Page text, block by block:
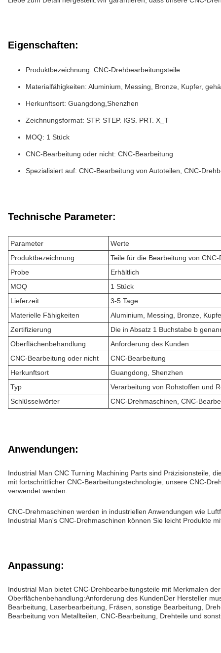
Eigenschaften:
Produktbezeichnung: CNC-Drehbearbeitungsteile
Materialfähigkeiten: Aluminium, Messing, Bronze, Kupfer,
Herkunftsort: Guangdong,Shenzhen
Zeichnungsformat: STP. STEP. IGS. PRT. X_T
MOQ: 1 Stück
CNC-Bearbeitung oder nicht: CNC-Bearbeitung
Spezialisiert auf: CNC-Bearbeitung von Autoteilen, CNC-
Technische Parameter:
Parameter
Werte
Produktbezeichnung
Teile für die Bearbeitung von
Probe
Erhältlich
MOQ
1 Stück
Lieferzeit
3-5 Tage
Materielle Fähigkeiten
Aluminium, Messing, Bronze,
Zertifizierung
Die in Absatz 1 Buchstabe b
Oberflächenbehandlung
Anforderung des Kunden
CNC-Bearbeitung oder nicht
CNC-Bearbeitung
Herkunftsort
Guangdong, Shenzhen
Typ
Verarbeitung von Rohstoffen und
Schlüsselwörter
CNC-Drehmaschinen, CNC-
Anwendungen:
Industrial Man CNC Turning Machining Parts sind Präzisionsteile,
mit fortschrittlicher CNC-Bearbeitungstechnologie, unsere CNC-
verwendet werden.
CNC-Drehmaschinen werden in industriellen Anwendungen wie
Industrial Man's CNC-Drehmaschinen können Sie leicht Produkte
Anpassung:
Industrial Man bietet CNC-Drehbearbeitungsteile mit Merkmalen
Oberflächenbehandlung:Anforderung des KundenDer Hersteller
Bearbeitung, Laserbearbeitung, Fräsen, sonstige Bearbeitung,
Bearbeitung von Metallteilen, CNC-Bearbeitung, Drehteile und